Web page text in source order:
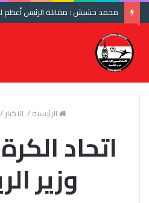
الرئيسية/ الاخبار/
اتحاد
وزير